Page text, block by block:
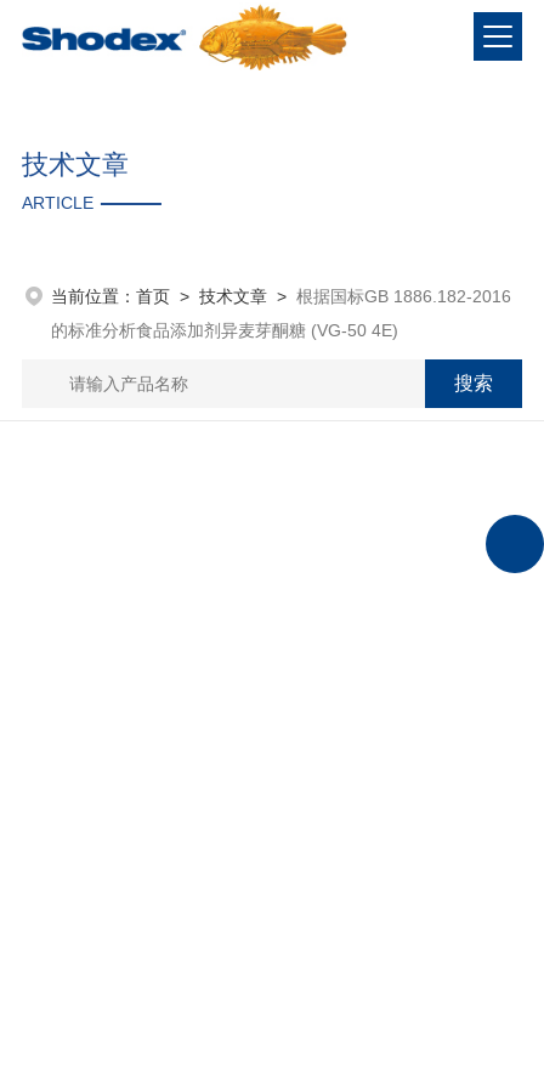
技术文章
ARTICLE
当前位置： 首页> 技术文章> 根据国标GB 1886.182-2016
的标准分析食品添加剂异麦芽酮糖 (VG-50 4E)